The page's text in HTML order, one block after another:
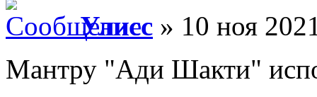
Улисс » 10 ноя
Мантру "Ади Шакти"